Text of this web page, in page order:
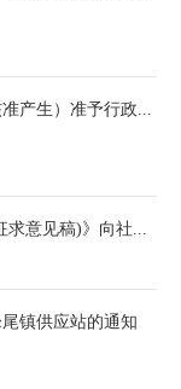
产生）准予行政...
意见稿)》向社...
镇供应站的通知